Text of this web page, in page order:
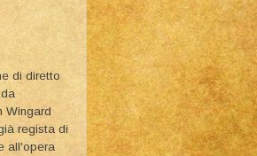
di diretto
Wingard
regista di
all'opera